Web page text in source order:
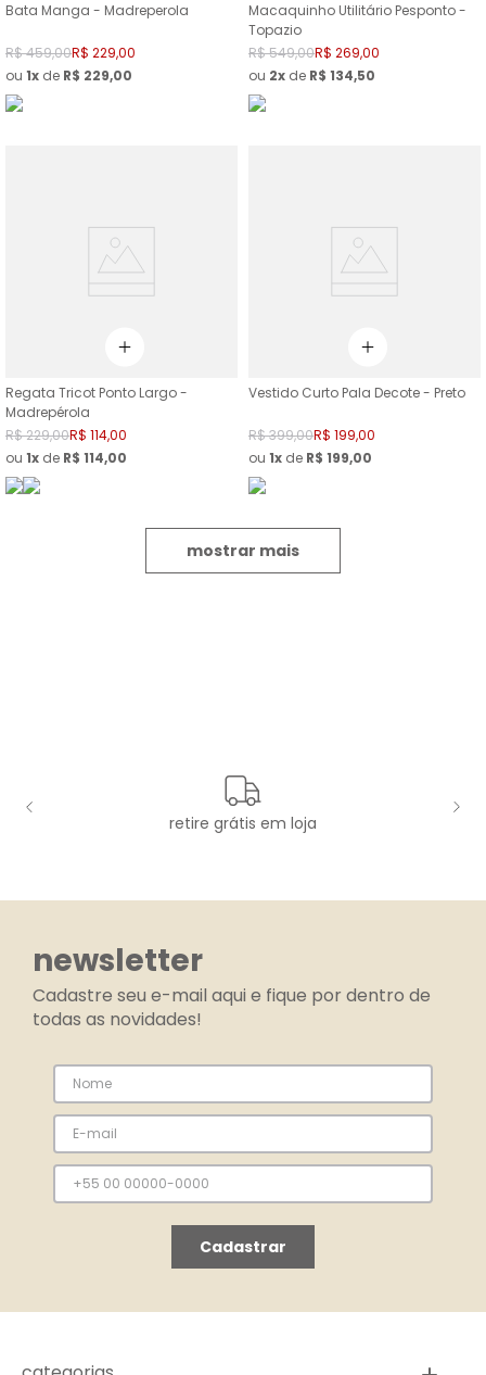
Bata Manga - Madreperola
R$459,00R$ 229,00
ou 1 de R$ 229,00
Macaquinho Utilitário Pesponto -
Topazio
R$549,00R$ 269,00
ou 2 de R$ 134,50
Regata Tricot Ponto Largo -
Madrepérola
R$229,00R$ 114,00
ou 1 de R$ 114,00
Vestido Curto Pala Decote - Preto
R$399,00R$ 199,00
ou 1 de R$ 199,00
mostrar mais
retire grátis em loja
newsletter
Cadastre seu e-mail aqui e fique por dentro de
todas as novidades!
Cadastrar